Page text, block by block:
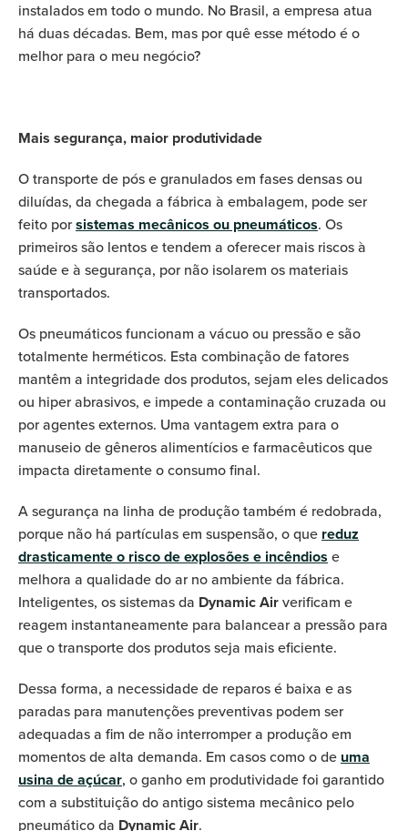
instalados em todo o mundo. No Brasil, a empresa atua
há duas décadas. Bem, mas por quê esse método é o
melhor para o meu negócio?
Mais segurança, maior produtividade
O transporte de pós e granulados em fases densas ou
diluídas, da chegada a fábrica à embalagem, pode ser
feito porsistemas mecânicos ou pneumáticos. Os
primeiros são lentos e tendem a oferecer mais riscos à
saúde e à segurança, por não isolarem os materiais
transportados.
Os pneumáticos funcionam a vácuo ou pressão e são
totalmente herméticos. Esta combinação de fatores
mantêm a integridade dos produtos, sejam eles delicados
ou hiper abrasivos, e impede a contaminação cruzada ou
por agentes externos. Uma vantagem extra para o
manuseio de gêneros alimentícios e farmacêuticos que
impacta diretamente o consumo final.
A segurança na linha de produção também é redobrada,
porque não há partículas em suspensão, o que reduz
drasticamente o risco de explosões e incêndios e
melhora a qualidade do ar no ambiente da fábrica.
Inteligentes, os sistemas da Dynamic Airverificam e
reagem instantaneamente para balancear a pressão para
que o transporte dos produtos seja mais eficiente.
Dessa forma, a necessidade de reparos é baixa e as
paradas para manutenções preventivas podem ser
adequadas a fim de não interromper a produção em
momentos de alta demanda. Em casos como o de uma
usina de açúcar, o ganho em produtividade foi garantido
com a substituição do antigo sistema mecânico pelo
pneumático da Dynamic Air.